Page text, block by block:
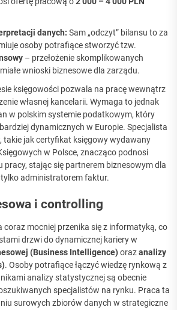
danych: Sam „odczyt” bilansu to za
osoby potrafiące stworzyć tzw.
– przełożenie skomplikowanych
wnioski biznesowe dla zarządu.
księgowości pozwala na pracę wewnątrz
własnej kancelarii. Wymaga to jednak
w polskim systemie podatkowym, który
dynamicznych w Europie. Specjalista
takie jak certyfikat księgowy wydawany
w Polsce, znacząco podnosi
stając się partnerem biznesowym dla
tylko administratorem faktur.
i controlling
coraz mocniej przenika się z informatyką, co
drzwi do dynamicznej kariery w
(Business Intelligence)orazanalizy
. Osoby potrafiące łączyć wiedzę rynkową z
analizy statystycznej są obecnie
specjalistów na rynku. Praca ta
surowych zbiorów danych w strategiczne